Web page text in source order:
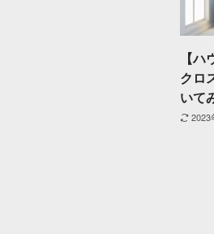
【
クロ
いて
2023